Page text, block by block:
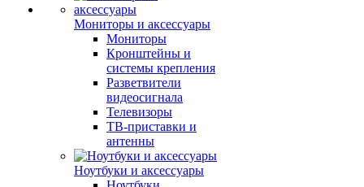
Мониторы и аксессуары
Мониторы
Кронштейны и
системы крепления
Разветвители
видеосигнала
Телевизоры
ТВ-приставки и
антенны
Ноутбуки и аксессуары